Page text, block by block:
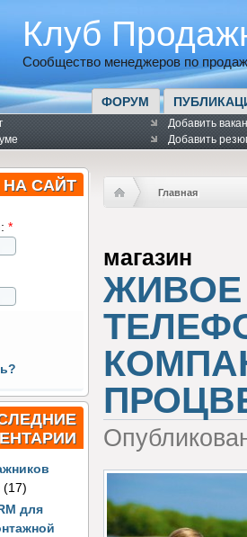
Клуб
Сообщество менеджеров по
ФОРУМ
Добавить
Добавить
НА САЙТ
*
(17)
для
Главная
магазин
ЖИВОЕ